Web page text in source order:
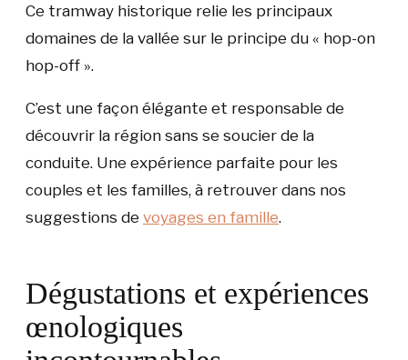
Ce tramway historique relie les principaux
domaines de la vallée sur le principe du « hop-on
hop-off ».
C’est une façon élégante et responsable de
découvrir la région sans se soucier de la
conduite. Une expérience parfaite pour les
couples et les familles, à retrouver dans nos
suggestions de voyages en famille.
Dégustations et expériences
œnologiques